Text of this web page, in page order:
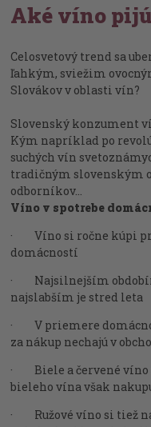
Aké víno
Celosvetový trend sa
ľahkým, sviežim
Slovákov v oblasti vín?
Slovenský konzument
Kým napríklad po
suchých vín
tradičným slovenským
odborníkov...
Víno v spotrebe
· Víno si ročne kúpi
domácností
· Najsilnejším
najslabším je stred leta
· V priemere
za nákup nechajú v
· Biele a červené víno
bieleho vína však
· Ružové víno si tiež